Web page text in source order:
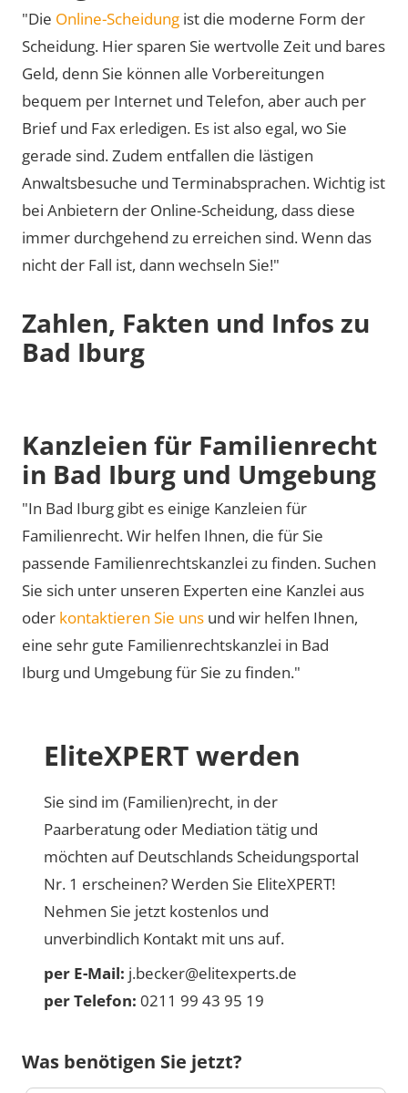
"Die Online-Scheidung ist die moderne Form der
Scheidung. Hier sparen Sie wertvolle Zeit und bares
Geld, denn Sie können alle Vorbereitungen
bequem per Internet und Telefon, aber auch per
Brief und Fax erledigen. Es ist also egal, wo Sie
gerade sind. Zudem entfallen die lästigen
Anwaltsbesuche und Terminabsprachen. Wichtig ist
bei Anbietern der Online-Scheidung, dass diese
immer durchgehend zu erreichen sind. Wenn das
nicht der Fall ist, dann wechseln Sie!"
Zahlen, Fakten und Infos zu
Bad Iburg
Kanzleien für Familienrecht
in Bad Iburg und Umgebung
"In Bad Iburg gibt es einige Kanzleien für
Familienrecht. Wir helfen Ihnen, die für Sie
passende Familienrechtskanzlei zu finden. Suchen
Sie sich unter unseren Experten eine Kanzlei aus
oder kontaktieren Sie uns und wir helfen Ihnen,
eine sehr gute Familienrechtskanzlei in Bad
Iburg und Umgebung für Sie zu finden."
EliteXPERT werden
Sie sind im (Familien)recht, in der
Paarberatung oder Mediation tätig und
möchten auf Deutschlands Scheidungsportal
Nr. 1 erscheinen? Werden Sie EliteXPERT!
Nehmen Sie jetzt kostenlos und
unverbindlich Kontakt mit uns auf.
per E-Mail: j.becker@elitexperts.de
per Telefon: 0211 99 43 95 19
Was benötigen Sie jetzt?